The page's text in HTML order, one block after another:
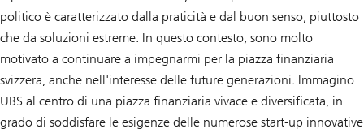
politico è caratterizzato dalla praticità e dal buon senso, piuttosto
che da soluzioni estreme. In questo contesto, sono molto
motivato a continuare a impegnarmi per la piazza finanziaria
svizzera, anche nell'interesse delle future generazioni. Immagino
UBS al centro di una piazza finanziaria vivace e diversificata, in
grado di soddisfare le esigenze delle numerose start-up innovative